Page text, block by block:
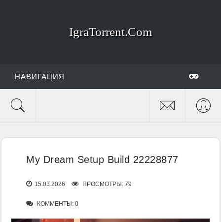
IgraTorrent.Com
НАВИГАЦИЯ
My Dream Setup Build 22228877
15.03.2026 ПРОСМОТРЫ: 79
КОММЕНТЫ: 0